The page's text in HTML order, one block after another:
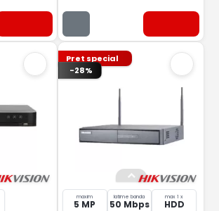
Pret special
-28%
maxim
5 MP
latime banda
50 Mbps
max 1 x
HDD